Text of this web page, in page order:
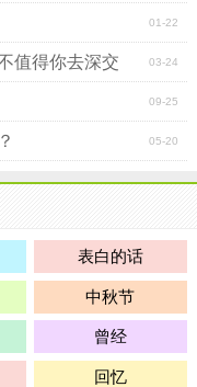
01-22
03-24
值得你去深交
09-25
05-20
表白的话
中秋节
曾经
回忆